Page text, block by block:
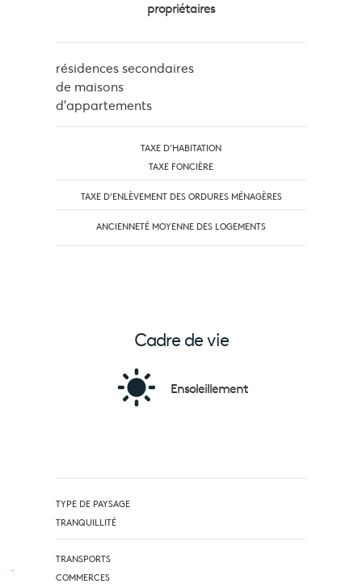
propriétaires
résidences secondaires
de maisons
d'appartements
TAXE D'HABITATION
TAXE FONCIÈRE
TAXE D’ENLÈVEMENT DES ORDURES MÉNAGÈRES
ANCIENNETÉ MOYENNE DES LOGEMENTS
Cadre de vie
Ensoleillement
TYPE DE PAYSAGE
TRANQUILLITÉ
TRANSPORTS
COMMERCES